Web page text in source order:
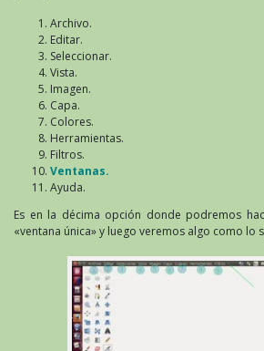
Archivo.
Editar.
Seleccionar.
Vista.
Imagen.
Capa.
Colores.
Herramientas.
Filtros.
Ventanas.
Ayuda.
Es en la décima opción donde podremos
«ventana única» y luego veremos algo como lo